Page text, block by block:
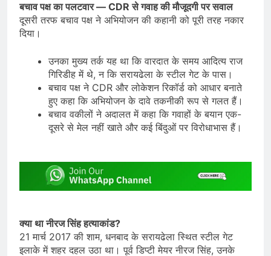
बचाव पक्ष का पलटवार — CDR से गवाह की मौजूदगी पर सवाल
दूसरी तरफ बचाव पक्ष ने अभियोजन की कहानी को पूरी तरह नकार
दिया।
उनका मुख्य तर्क यह था कि वारदात के समय आदित्य राज
गिरिडीह में थे, न कि सरायढेला के स्टील गेट के पास।
बचाव पक्ष ने CDR और लोकेशन रिकॉर्ड को आधार बनाते
हुए कहा कि अभियोजन के दावे तकनीकी रूप से गलत हैं।
बचाव वकीलों ने अदालत में कहा कि गवाहों के बयान एक-
दूसरे से मेल नहीं खाते और कई बिंदुओं पर विरोधाभास हैं।
क्या था नीरज सिंह हत्याकांड?
21 मार्च 2017 की शाम, धनबाद के सरायढेला स्थित स्टील गेट
इलाके में शहर दहल उठा था। पूर्व डिप्टी मेयर नीरज सिंह, उनके